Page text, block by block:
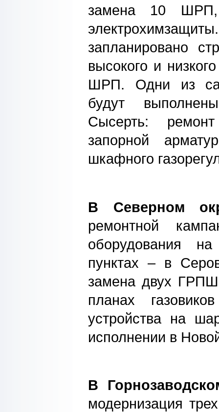
замена 10 ШРП,
запланировано
высокого и
ШРП. Одни из
будут
Сысерть:
запорной
шкафного
В Северном
ремонтной
оборудования на
пунктах – в
замена двух
планах
устройства на
исполнении в
В
модернизация